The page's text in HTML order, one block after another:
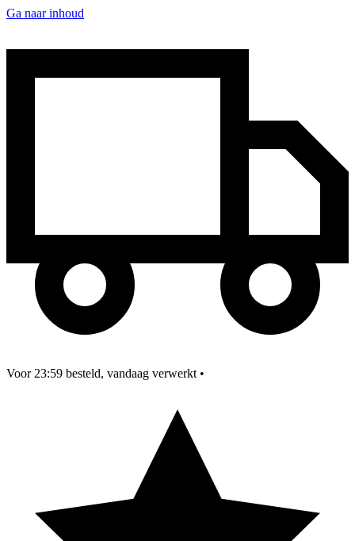
Ga naar inhoud
Voor 23:59 besteld, vandaag verwerkt •